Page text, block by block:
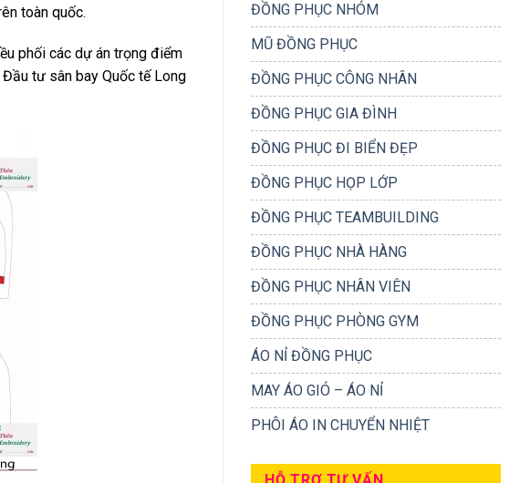
toàn quốc.
phối các dự án trọng điểm
tư sân bay Quốc tế Long
ĐỒNG PHỤC NHÓM
MŨ ĐỒNG PHỤC
ĐỒNG PHỤC CÔNG NHÂN
ĐỒNG PHỤC GIA ĐÌNH
ĐỒNG PHỤC ĐI BIỂN ĐẸP
ĐỒNG PHỤC HỌP LỚP
ĐỒNG PHỤC TEAMBUILDING
ĐỒNG PHỤC NHÀ HÀNG
ĐỒNG PHỤC NHÂN VIÊN
ĐỒNG PHỤC PHÒNG GYM
ÁO NỈ ĐỒNG PHỤC
MAY ÁO GIÓ – ÁO NỈ
PHÔI ÁO IN CHUYỂN NHIỆT